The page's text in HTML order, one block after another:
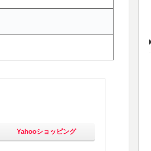
Yahooショッピング